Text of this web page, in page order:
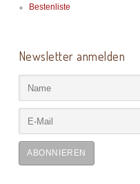
Bestenliste
Newsletter anmelden
ABONNIEREN